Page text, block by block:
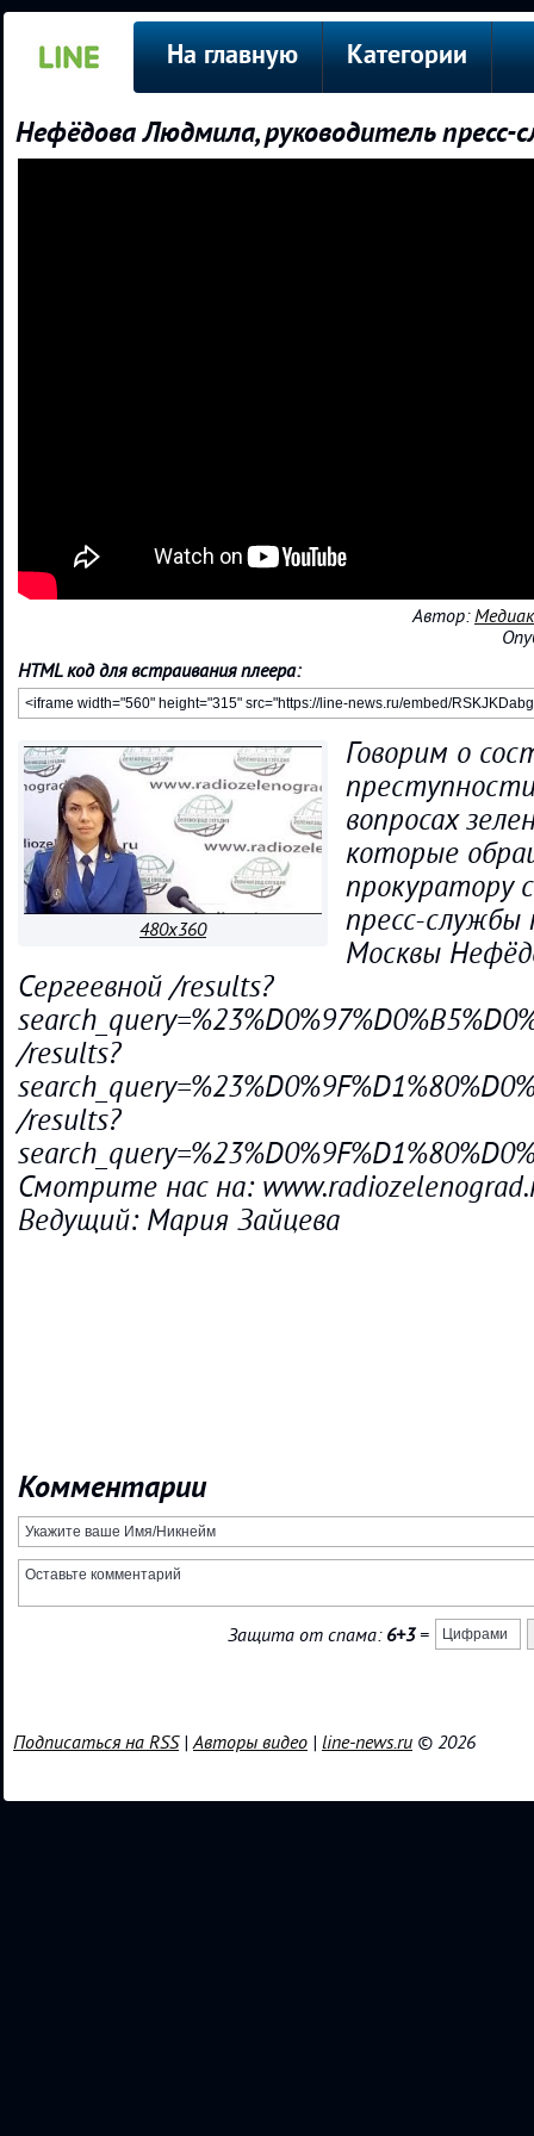
На главную Категории
Нефёдова Людмила, руководитель
Автор:
HTML код для встраивания плеера:
480x360
Говорим о
вопросах
которые
прокуратору
пресс-
Москвы
Сергеевной /results?
/results?
/results?
Смотрите нас на:
Ведущий: Мария Зайцева
Комментарии
Защита от спама: 6+3=
Подписаться на RSS|Авторы видео | line-news.ru © 2026